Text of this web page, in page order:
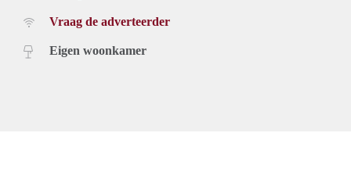
Vraag de adverteerder
Eigen woonkamer